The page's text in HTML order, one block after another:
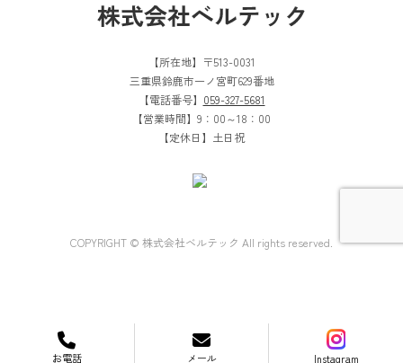
【所在地】〒513-0031
三重県鈴鹿市一ノ宮町629番地
【電話番号】 059-327-5681
【営業時間】9：00～18：00
【定休日】土日祝
COPYRIGHT © 株式会社ベルテック All rights reserved.
お電話 メール Instagram